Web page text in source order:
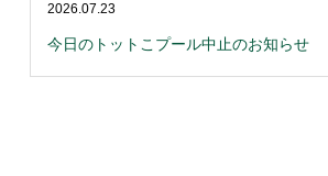
2026.07.23
今日のトットこプール中止のお知らせ